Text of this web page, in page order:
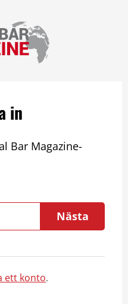
in
Bar Magazine-
Nästa
ett konto.